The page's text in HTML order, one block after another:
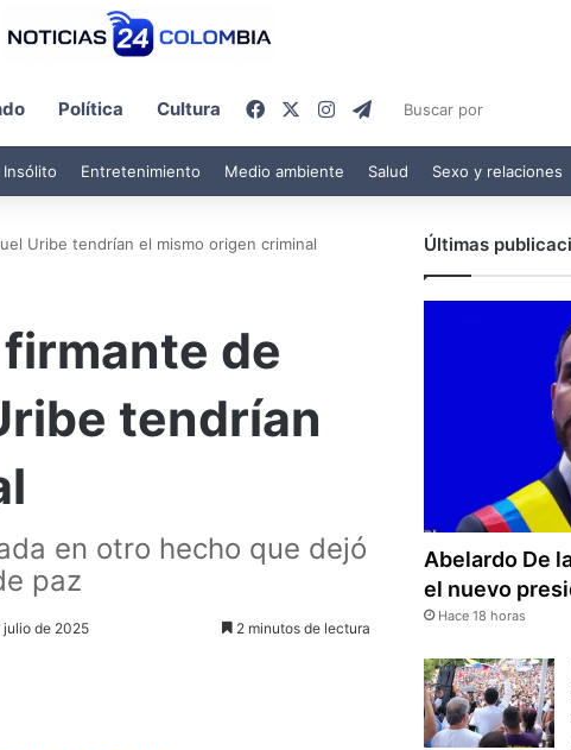
Política Cultura FacebookInstagram
Telegram
Insólito Entretenimiento Medio ambiente Salud Sexo y relaciones
Uribe tendrían el mismo origen criminal
de
tendrían
en otro hecho que dejó
paz
de 2025 2 minutos de lectura
Últimas
Abelardo De
el nuevo
Hace 18 horas